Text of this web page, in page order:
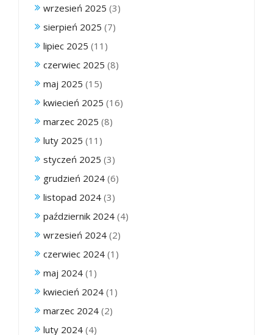
wrzesień 2025 (3)
sierpień 2025 (7)
lipiec 2025 (11)
czerwiec 2025 (8)
maj 2025 (15)
kwiecień 2025 (16)
marzec 2025 (8)
luty 2025 (11)
styczeń 2025 (3)
grudzień 2024 (6)
listopad 2024 (3)
październik 2024 (4)
wrzesień 2024 (2)
czerwiec 2024 (1)
maj 2024 (1)
kwiecień 2024 (1)
marzec 2024 (2)
luty 2024 (4)